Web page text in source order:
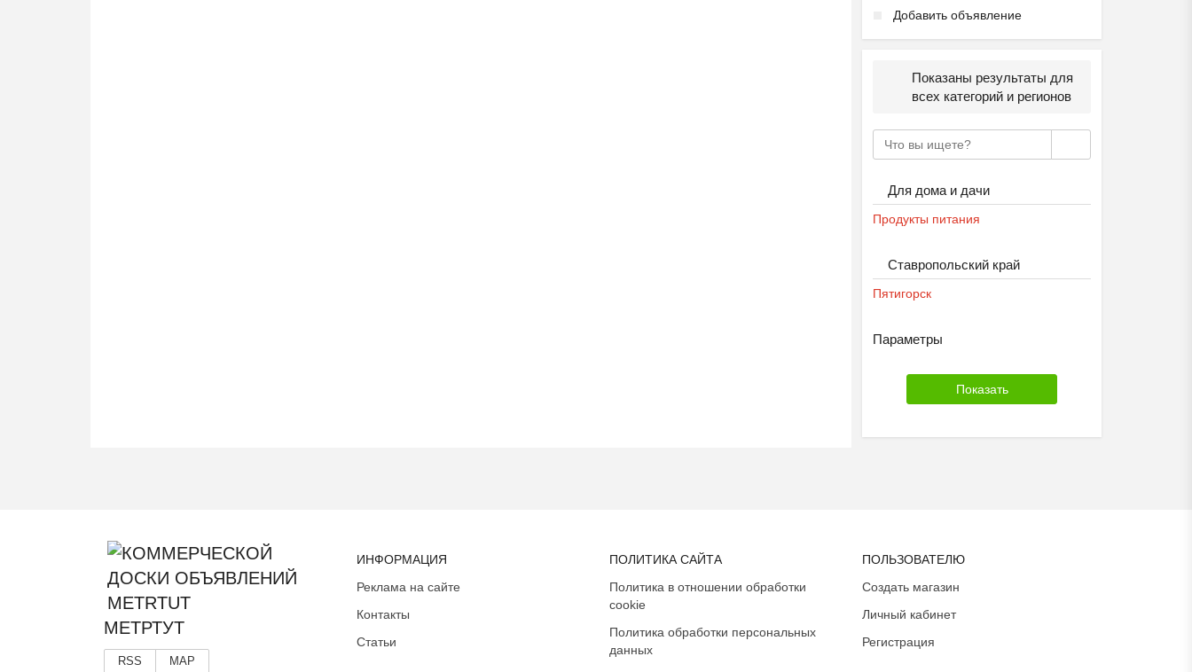
Летний городской лагер...
9 000
Добавить объявление
Показаны результаты для
всех категорий и регионов
Для дома и дачи
Продукты питания
Ставропольский край
Пятигорск
Параметры
МЕТРТУТ
RSS MAP
ИНФОРМАЦИЯ
Реклама на сайте
Контакты
Статьи
ПОЛИТИКА САЙТА
Политика в отношении обработки
cookie
Политика обработки персональных
данных
ПОЛЬЗОВАТЕЛЮ
Создать магазин
Личный кабинет
Регистрация